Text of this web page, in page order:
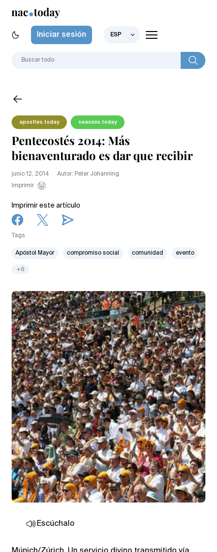
Iniciar sesión ESP
apostles.today seasons.today
Pentecostés 2014: Más
bienaventurado es dar que recibir
junio 12, 2014
Autor: Peter Johanning
Imprimir
Imprimir este artículo
Tags
Apóstol Mayor compromiso social comunidad evento
+6
Escúchalo